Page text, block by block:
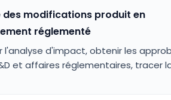
des modifications produit en
réglementé
l'analyse d'impact, obtenir les
et affaires réglementaires, tracer